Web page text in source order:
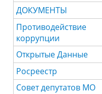
ДОКУМЕНТЫ
Противодействие
коррупции
Открытые Данные
Росреестр
Совет депутатов МО